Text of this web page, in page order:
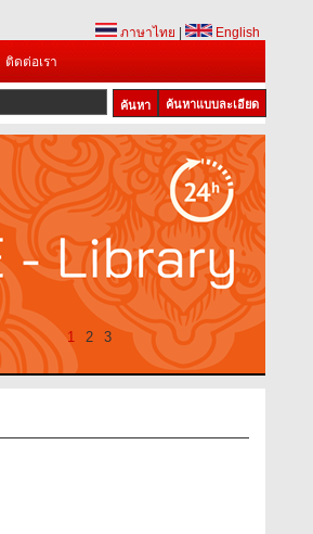
ภาษาไทย
English
ติดต่อเรา
ค้นหาแบบละเอียด
1 2 3